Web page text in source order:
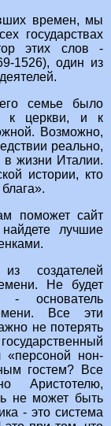
времен, мы
государствах
этих слов -
1526), один из
семье было
к церкви, и к
Возможно,
реально,
в жизни Италии.
истории, кто
поможет сайт
лучшие
создателей
Не будет
- основатель
Все эти
не потерять
«персоной нон-
гостем? Все
Аристотелю,
не может быть
- это система